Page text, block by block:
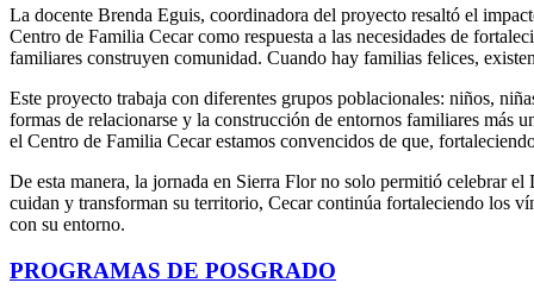
La docente Brenda Eguis, coordinadora del proyecto resaltó el
Centro de Familia Cecar como respuesta a las necesidades de
familiares construyen comunidad. Cuando hay familias felices,
Este proyecto trabaja con diferentes grupos poblacionales: niños,
formas de relacionarse y la construcción de entornos familiares más
el Centro de Familia Cecar estamos convencidos de que,
De esta manera, la jornada en Sierra Flor no solo permitió celebrar
cuidan y transforman su territorio, Cecar continúa fortaleciendo los
con su entorno.
PROGRAMAS DE POSGRADO